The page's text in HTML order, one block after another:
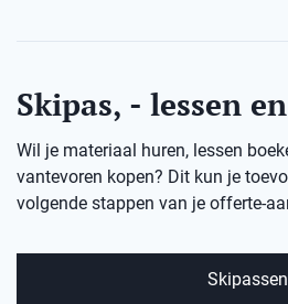
Skipas, - lessen
Wil je materiaal huren, lessen
vantevoren kopen? Dit kun je
volgende stappen van je offerte-
Skipassen